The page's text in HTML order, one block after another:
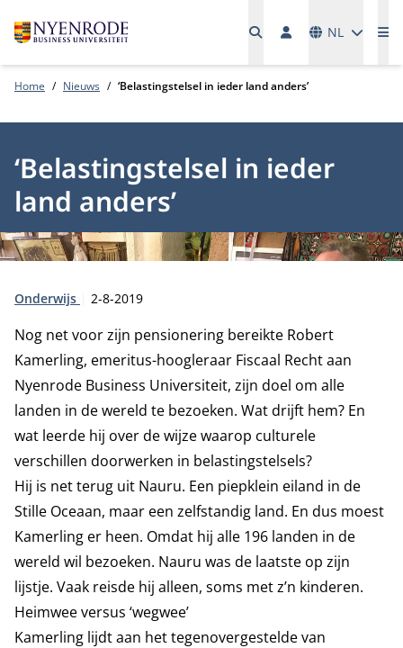
NL
Home Nieuws ‘Belastingstelsel in ieder land anders’
‘Belastingstelsel in ieder
land anders’
Type:
Onderwijs Publicatiedatum:
2-8-2019
Nog net voor zijn pensionering bereikte Robert
Kamerling, emeritus-hoogleraar Fiscaal Recht aan
Nyenrode Business Universiteit, zijn doel om alle
landen in de wereld te bezoeken. Wat drijft hem? En
wat leerde hij over de wijze waarop culturele
verschillen doorwerken in belastingstelsels?
Hij is net terug uit Nauru. Een piepklein eiland in de
Stille Oceaan, maar een zelfstandig land. En dus moest
Kamerling er heen. Omdat hij alle 196 landen in de
wereld wil bezoeken. Nauru was de laatste op zijn
lijstje. Vaak reisde hij alleen, soms met z’n kinderen.
Heimwee versus ‘wegwee’
Kamerling lijdt aan het tegenovergestelde van